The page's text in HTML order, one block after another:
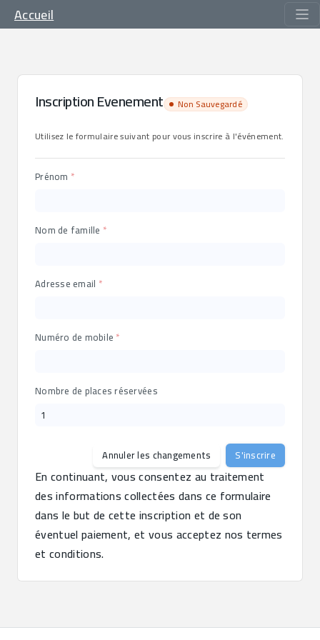
Accueil
Inscription Evenement
Non Sauvegardé
Utilisez le formulaire suivant pour vous inscrire à l'événement.
Prénom
Nom de famille
Adresse email
Numéro de mobile
Nombre de places réservées
Annuler les changements S'inscrire
En continuant, vous consentez au traitement
des informations collectées dans ce formulaire
dans le but de cette inscription et de son
éventuel paiement, et vous acceptez nos termes
et conditions.